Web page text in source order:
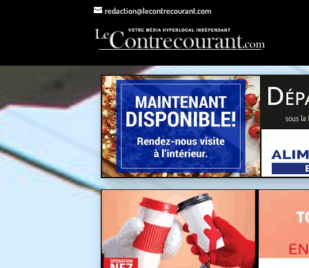
redaction@lecontrecourant.com